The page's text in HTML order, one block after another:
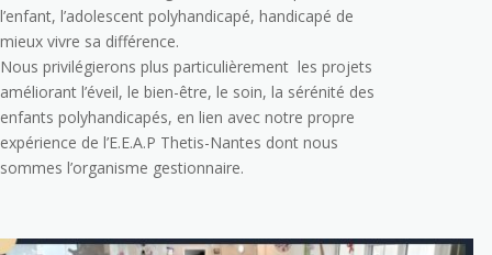
l’enfant, l’adolescent polyhandicapé, handicapé de
mieux vivre sa différence.
Nous privilégierons plus particulièrement les projets
améliorant l’éveil, le bien-être, le soin, la sérénité des
enfants polyhandicapés, en lien avec notre propre
expérience de l’E.E.A.P Thetis-Nantes dont nous
sommes l’organisme gestionnaire.